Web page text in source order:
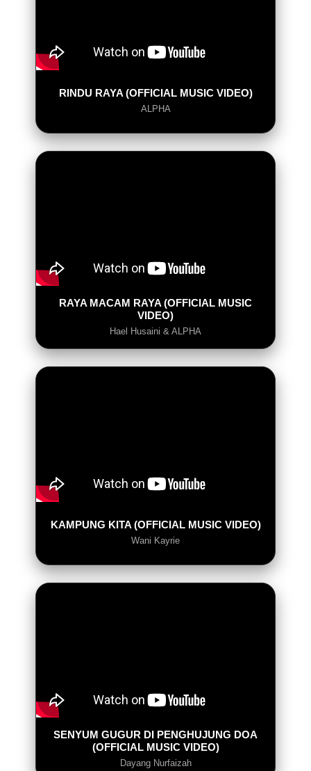
RINDU RAYA (OFFICIAL MUSIC VIDEO)
ALPHA
RAYA MACAM RAYA (OFFICIAL MUSIC
VIDEO)
Hael Husaini & ALPHA
KAMPUNG KITA (OFFICIAL MUSIC VIDEO)
Wani Kayrie
SENYUM GUGUR DI PENGHUJUNG DOA
(OFFICIAL MUSIC VIDEO)
Dayang Nurfaizah